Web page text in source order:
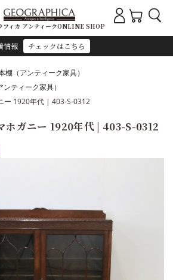
情報 チェックはこちら
フィカ アンティークONLINE SHOP
棚（アンティーク家具）
ティーク家具）
ー 1920年代 | 403-S-0312
ホガニー 1920年代 | 403-S-0312